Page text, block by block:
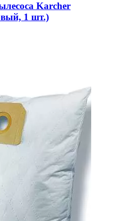
Karcher
1 шт.)